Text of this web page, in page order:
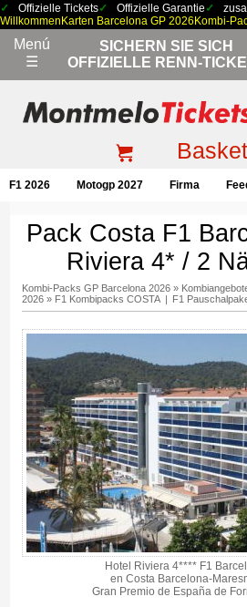
Offizielle Tickets Offizielle Garantie
Willkommen Karten Barcelona GP 2026 Kombi-
Menú
☰
SICHERN SIE SICH
OFFIZIELLE RENN-
Basket
F1 2026 Motogp 2027 Firma
Pack Costa F1
Riviera 4* / 2
Kombi-Packs GP Barcelona 2026»
2026» F1 Kombipacks COSTA | F1
Hotel Riviera 4**** F1
en Costa Barcelona-
Gran Premio de España de